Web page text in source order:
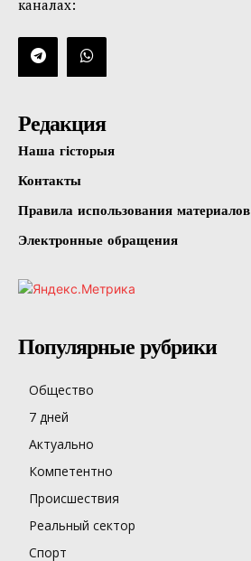
каналах:
Редакция
Наша гісторыя
Контакты
Правила использования материалов
Электронные обращения
Популярные рубрики
Общество
7 дней
Актуально
Компетентно
Происшествия
Реальный сектор
Спорт